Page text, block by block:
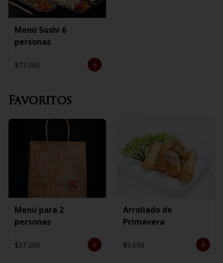
Menú Sushi 6
personas
$77.300
Favoritos
Menú para 2
personas
$37.250
Arrollado de
Primavera
$5.650